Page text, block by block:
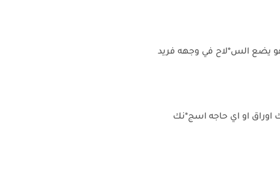
يضع الس*لاح في وجهه فريد
او اي حاجه اسج*نك